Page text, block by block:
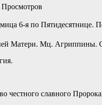
Просмотров
6-я по Пятидесятнице.
Матери. Мц. Агриппины.
честного славного